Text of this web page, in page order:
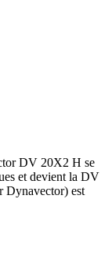
DV 20X2 H se
et devient la DV
Dynavector) est